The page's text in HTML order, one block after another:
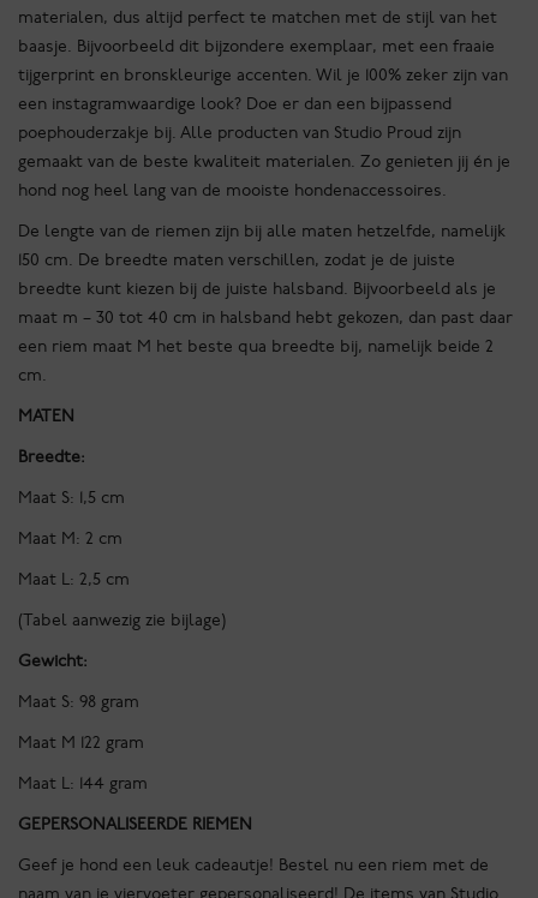
materialen, dus altijd perfect te matchen met de stijl van het
baasje. Bijvoorbeeld dit bijzondere exemplaar, met een fraaie
tijgerprint en bronskleurige accenten. Wil je 100% zeker zijn van
een instagramwaardige look? Doe er dan een bijpassend
poephouderzakje bij. Alle producten van Studio Proud zijn
gemaakt van de beste kwaliteit materialen. Zo genieten jij én je
hond nog heel lang van de mooiste hondenaccessoires.
De lengte van de riemen zijn bij alle maten hetzelfde, namelijk
150 cm. De breedte maten verschillen, zodat je de juiste
breedte kunt kiezen bij de juiste halsband. Bijvoorbeeld als je
maat m – 30 tot 40 cm in halsband hebt gekozen, dan past daar
een riem maat M het beste qua breedte bij, namelijk beide 2
cm.
MATEN
Breedte:
Maat S: 1,5 cm
Maat M: 2 cm
Maat L: 2,5 cm
(Tabel aanwezig zie bijlage)
Gewicht:
Maat S: 98 gram
Maat M 122 gram
Maat L: 144 gram
GEPERSONALISEERDE RIEMEN
Geef je hond een leuk cadeautje! Bestel nu een riem met de
naam van je viervoeter gepersonaliseerd! De items van Studio